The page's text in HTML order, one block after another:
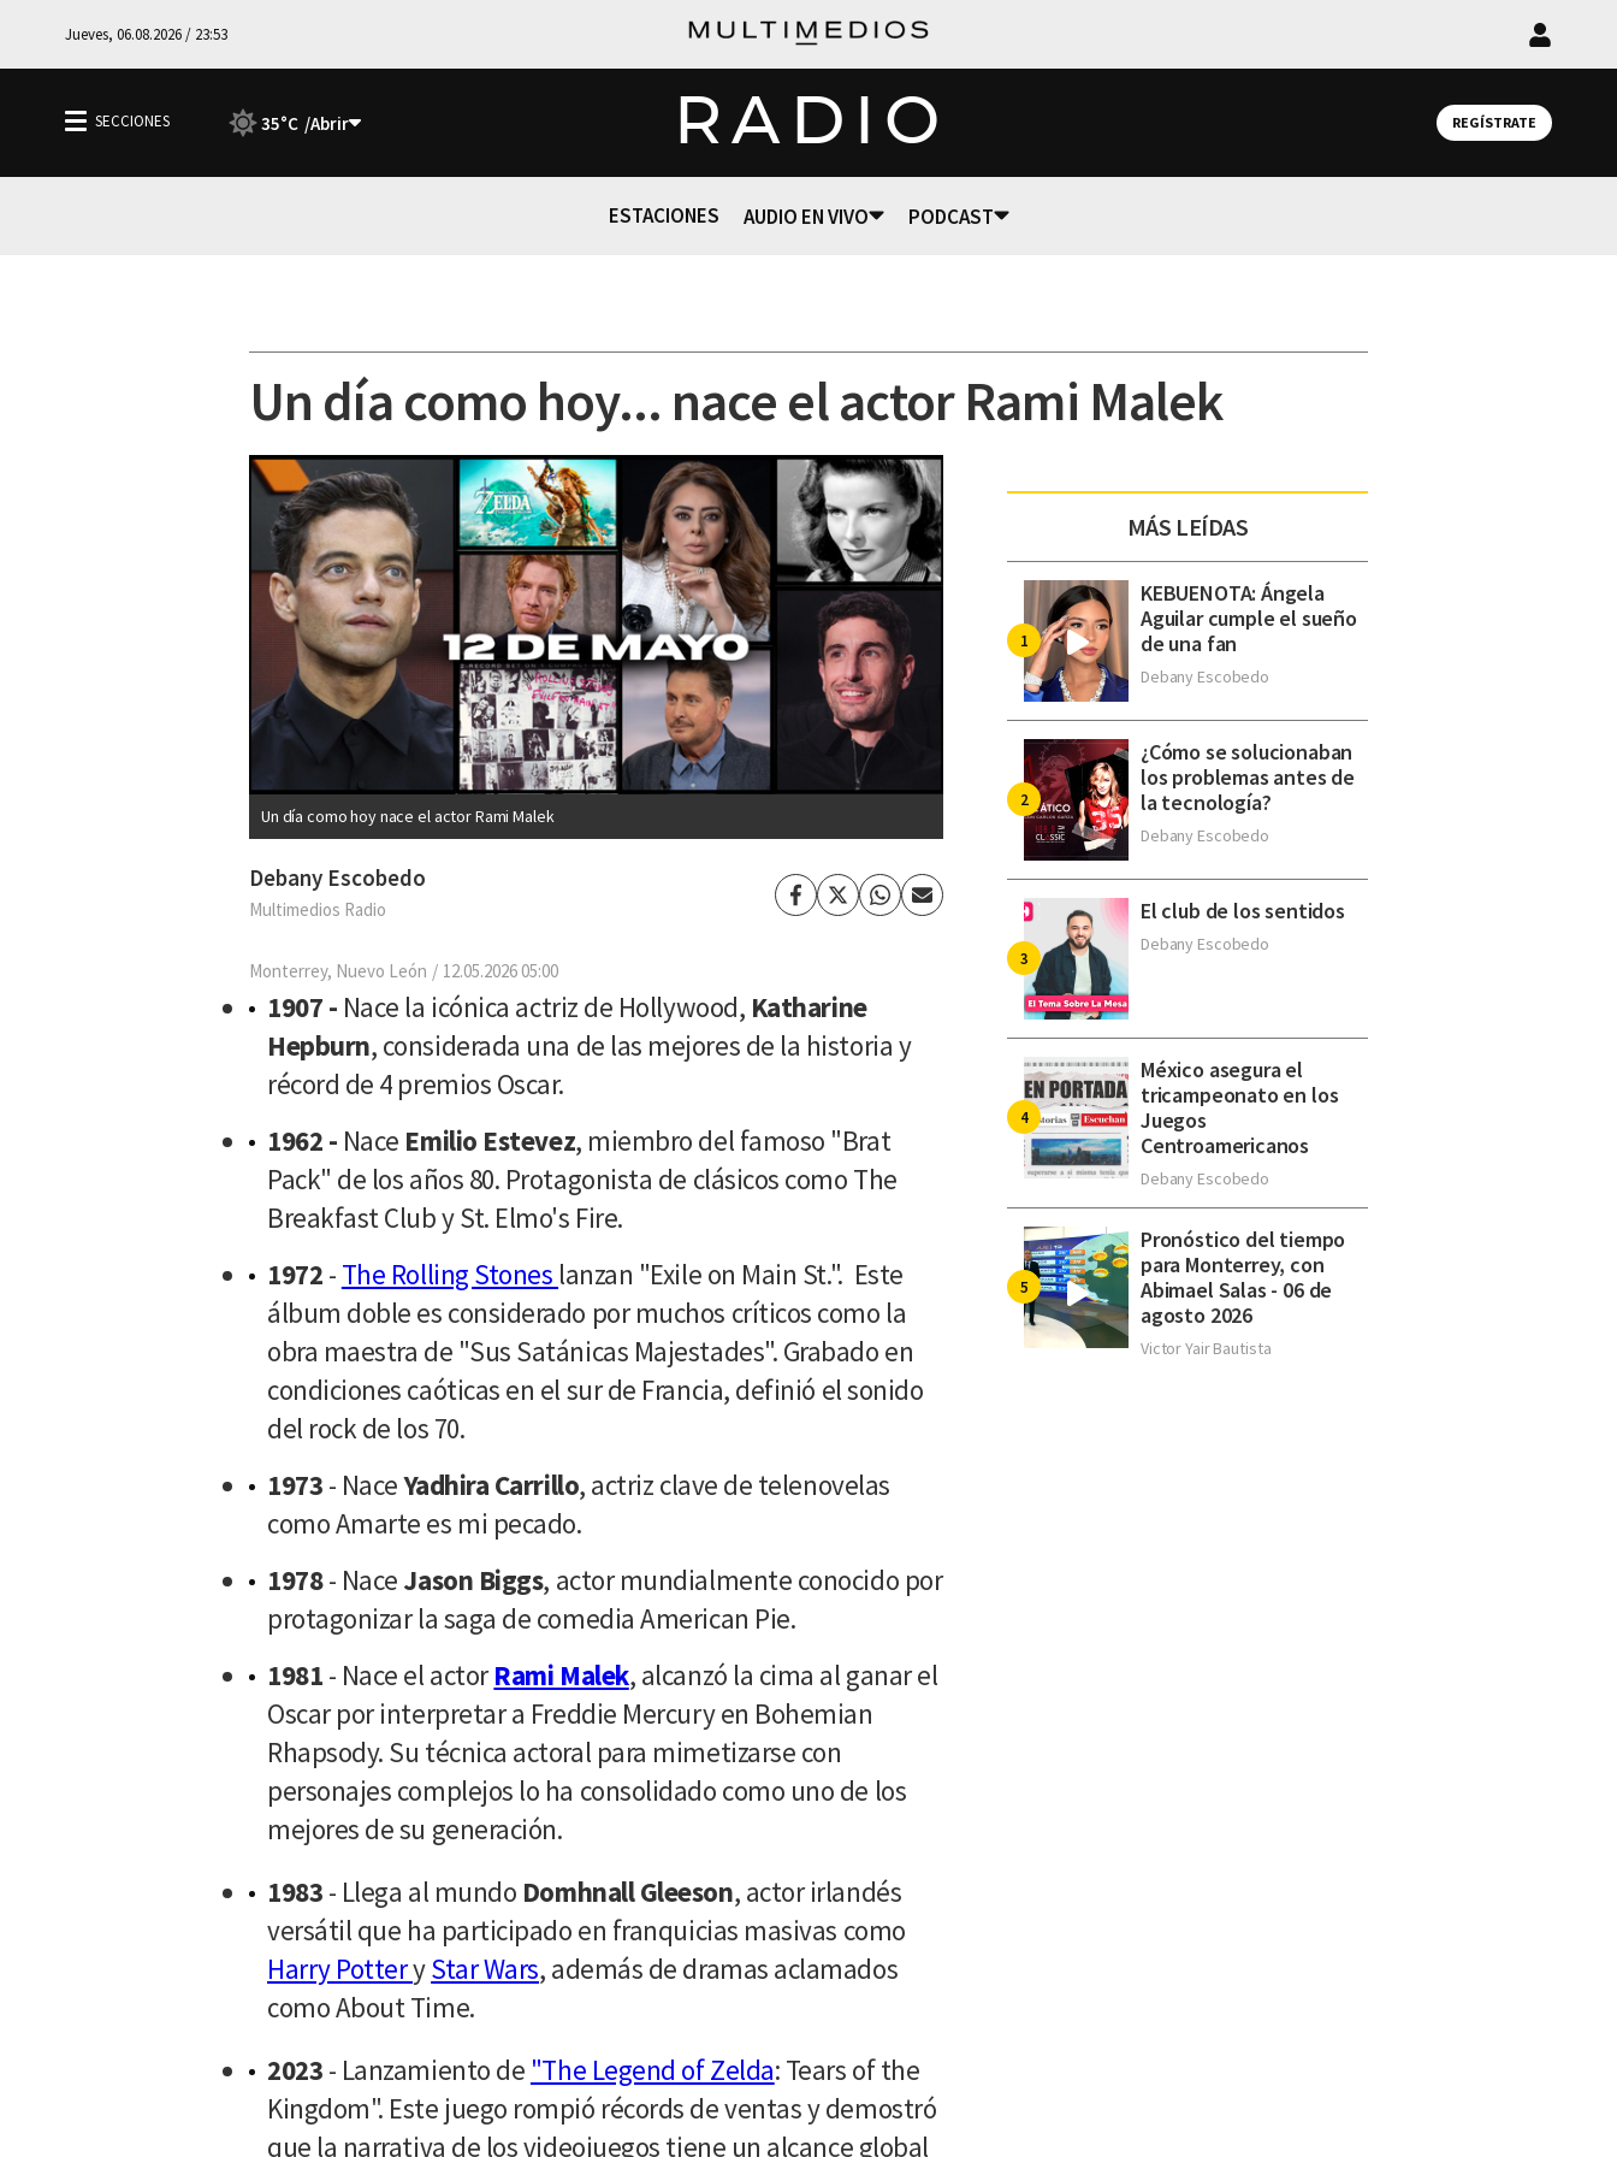
Jueves, 06.08.2026 / 23:53
Iniciar
35°C RADIO REGÍSTRATE
ESTACIONES AUDIO EN VIVO PODCAST
Un día como hoy... nace el actor Rami Malek
Un día como hoy nace el actor Rami Malek
Debany Escobedo
Multimedios Radio Facebook
TwitterWhatsapp
Enviar
Monterrey, Nuevo León 12.05.2026 05:00
1907 - Nace la icónica actriz de Hollywood, Katharine
Hepburn, considerada una de las mejores de la historia y
récord de 4 premios Oscar.
1962 - Nace Emilio Estevez, miembro del famoso "Brat
Pack" de los años 80. Protagonista de clásicos como The
Breakfast Club y St. Elmo's Fire.
1972 - The Rolling Stones lanzan "Exile on Main St.". Este
álbum doble es considerado por muchos críticos como la
obra maestra de "Sus Satánicas Majestades". Grabado en
condiciones caóticas en el sur de Francia, definió el sonido
del rock de los 70.
1973 - NaceYadhira Carrillo, actriz clave de telenovelas
como Amarte es mi pecado.
1978- Nace Jason Biggs, actor mundialmente conocido por
protagonizar la saga de comedia American Pie.
1981 - Nace el actorRami Malek, alcanzó la cima al ganar el
Oscar por interpretar a Freddie Mercury en Bohemian
Rhapsody. Su técnica actoral para mimetizarse con
personajes complejos lo ha consolidado como uno de los
mejores de su generación.
1983 - Llega al mundo Domhnall Gleeson, actor irlandés
versátil que ha participado en franquicias masivas como
Harry PotteryStar Wars, además de dramas aclamados
como About Time.
2023 - Lanzamiento de "The Legend of Zelda: Tears of the
Kingdom". Este juego rompió récords de ventas y demostró
que la narrativa de los videojuegos tiene un alcance global
MÁS LEÍDAS
KEBUENOTA: Ángela
Aguilar cumple el sueño
de una fan
Debany Escobedo
¿Cómo se solucionaban
los problemas antes de
la tecnología?
Debany Escobedo
El club de los sentidos
Debany Escobedo
México asegura el
tricampeonato en los
Juegos
Centroamericanos
Debany Escobedo
Pronóstico del tiempo
para Monterrey, con
Abimael Salas - 06 de
agosto 2026
Victor Yair Bautista